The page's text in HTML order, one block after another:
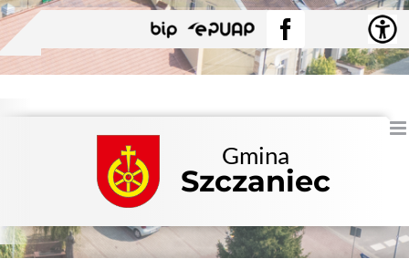
Przejdź
do
zawartości
BIP EPUAPFacebook
Gmina
Szczaniec